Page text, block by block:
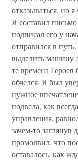
отказываться, но
Я составил
подписал его у
отправился в
выделить машину
те времена Героев
обчелся. Я был
нужное
подвела, как
управления,
зачем-то заглянув
промолвил, что
оставалось, как